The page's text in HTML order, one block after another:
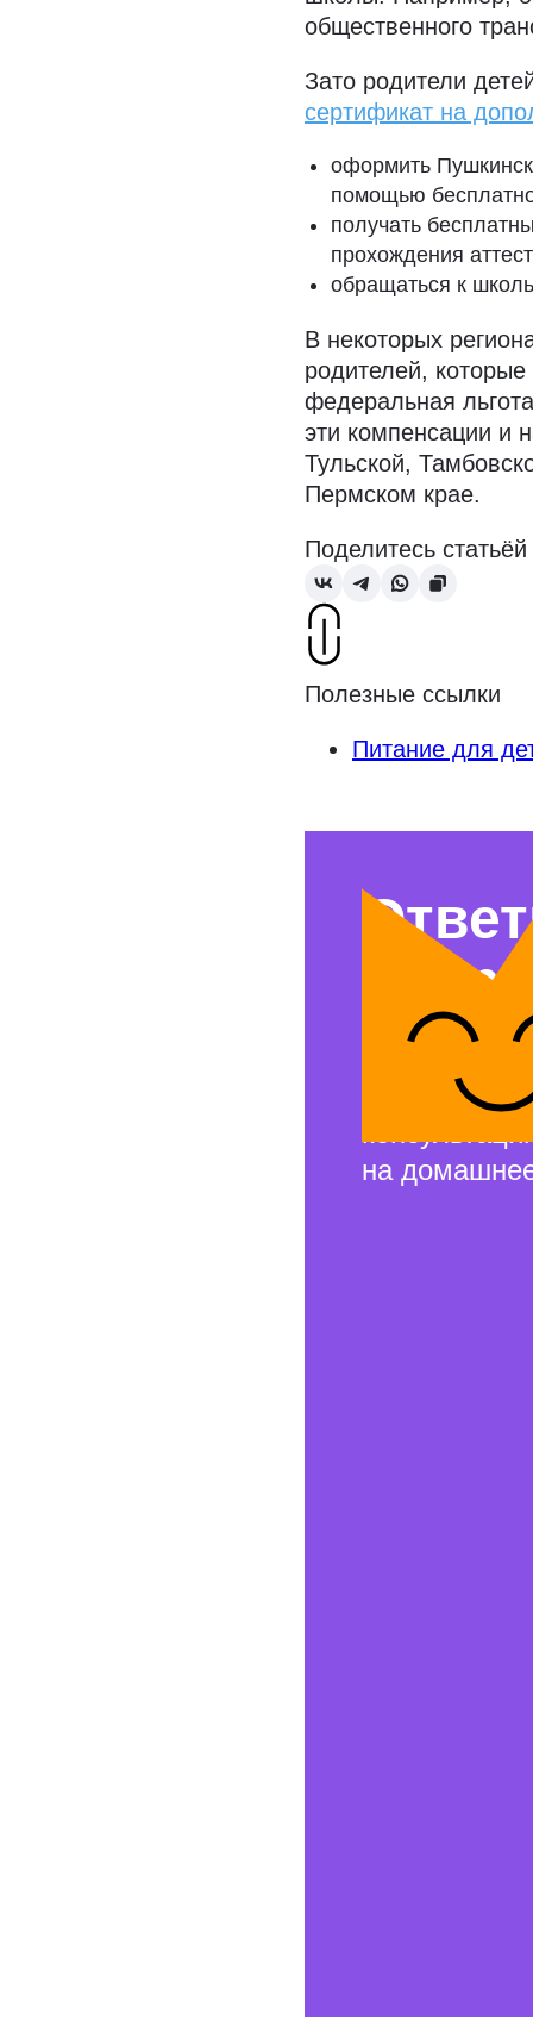
общественного
Зато родители
сертификат на
оформить
помощью
получать
прохождения
обращаться к
В некоторых
родителей,
федеральная
эти компенсации и
Тульской,
Пермском крае.
Поделитесь статьёй
Полезные ссылки
Питание для
и проведём
на